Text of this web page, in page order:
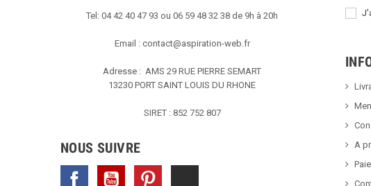
Tel: 04 42 40 47 93 ou 06 59 48 32 38 de 9h à 20h
Email : contact@aspiration-web.fr
Adresse : AMS 29 RUE PIERRE SEMART
13230 PORT SAINT LOUIS DU RHONE
SIRET : 852 752 807
NOUS SUIVRE
Facebook YouTube
A